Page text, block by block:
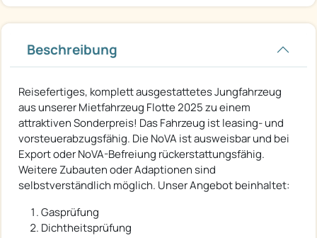
Beschreibung
Reisefertiges, komplett ausgestattetes Jungfahrzeug
aus unserer Mietfahrzeug Flotte 2025 zu einem
attraktiven Sonderpreis! Das Fahrzeug ist leasing- und
vorsteuerabzugsfähig. Die NoVA ist ausweisbar und bei
Export oder NoVA-Befreiung rückerstattungsfähig.
Weitere Zubauten oder Adaptionen sind
selbstverständlich möglich. Unser Angebot beinhaltet:
Gasprüfung
Dichtheitsprüfung